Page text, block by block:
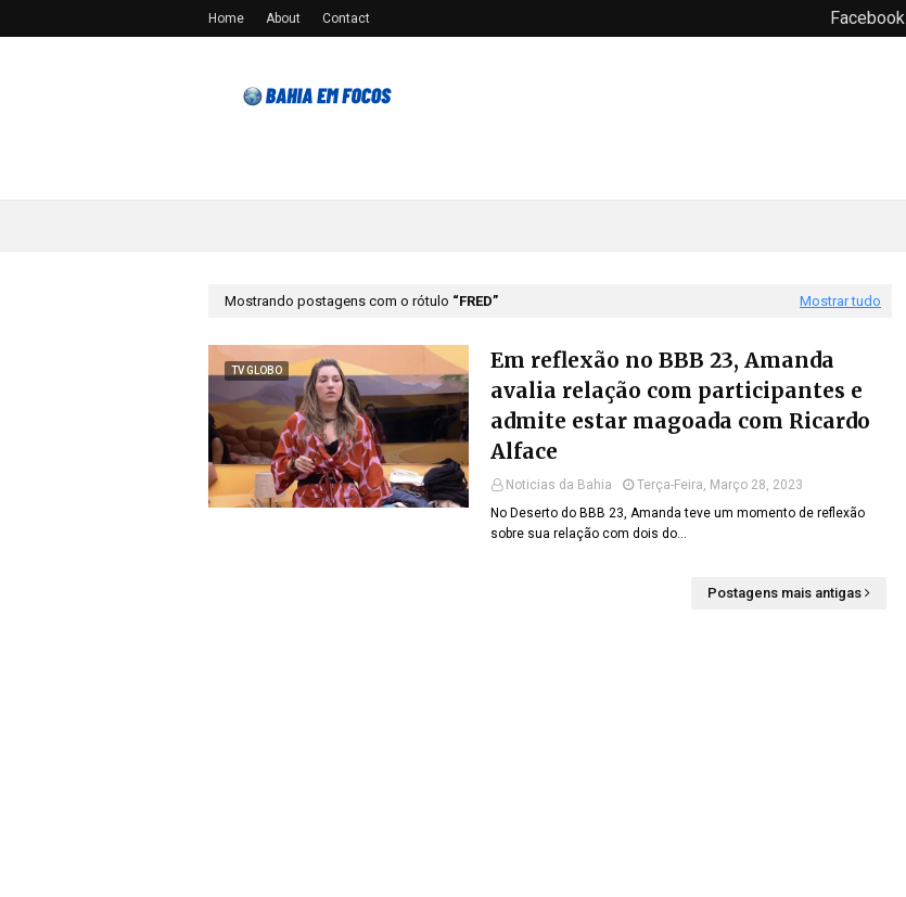
Home About Contact Facebook
Mostrando postagens com o rótulo FRED Mostrar tudo
TV GLOBO
Em reflexão no BBB 23, Amanda
avalia relação com participantes e
admite estar magoada com Ricardo
Alface
Noticias da Bahia
Terça-Feira, Março 28, 2023
No Deserto do BBB 23, Amanda teve um momento de reflexão
sobre sua relação com dois do…
Postagens mais antigas